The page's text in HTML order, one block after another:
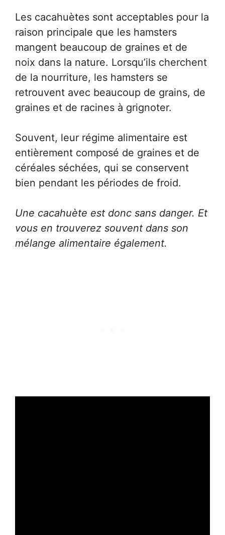
Les cacahuètes sont acceptables pour la
raison principale que les hamsters
mangent beaucoup de graines et de
noix dans la nature. Lorsqu’ils cherchent
de la nourriture, les hamsters se
retrouvent avec beaucoup de grains, de
graines et de racines à grignoter.
Souvent, leur régime alimentaire est
entièrement composé de graines et de
céréales séchées, qui se conservent
bien pendant les périodes de froid.
Une cacahuète est donc sans danger. Et
vous en trouverez souvent dans son
mélange alimentaire également.